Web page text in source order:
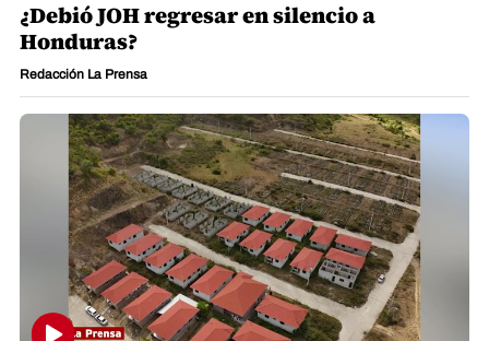
¿Debió JOH regresar en silencio a
Honduras?
Redacción La Prensa